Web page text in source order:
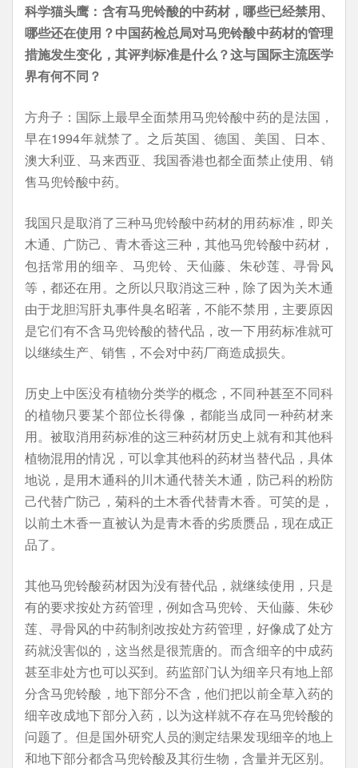
科学猫头鹰：含有马兜铃酸的中药材，哪些已经禁用、
哪些还在使用？中国药检总局对马兜铃酸中药材的管理
措施发生变化，其评判标准是什么？这与国际主流医学
界有何不同？
方舟子：国际上最早全面禁用马兜铃酸中药的是法国，
早在1994年就禁了。之后英国、德国、美国、日本、
澳大利亚、马来西亚、我国香港也都全面禁止使用、销
售马兜铃酸中药。
我国只是取消了三种马兜铃酸中药材的用药标准，即关
木通、广防己、青木香这三种，其他马兜铃酸中药材，
包括常用的细辛、马兜铃、天仙藤、朱砂莲、寻骨风
等，都还在用。之所以只取消这三种，除了因为关木通
由于龙胆泻肝丸事件臭名昭著，不能不禁用，主要原因
是它们有不含马兜铃酸的替代品，改一下用药标准就可
以继续生产、销售，不会对中药厂商造成损失。
历史上中医没有植物分类学的概念，不同种甚至不同科
的植物只要某个部位长得像，都能当成同一种药材来
用。被取消用药标准的这三种药材历史上就有和其他科
植物混用的情况，可以拿其他科的药材当替代品，具体
地说，是用木通科的川木通代替关木通，防己科的粉防
己代替广防己，菊科的土木香代替青木香。可笑的是，
以前土木香一直被认为是青木香的劣质赝品，现在成正
品了。
其他马兜铃酸药材因为没有替代品，就继续使用，只是
有的要求按处方药管理，例如含马兜铃、天仙藤、朱砂
莲、寻骨风的中药制剂改按处方药管理，好像成了处方
药就没害似的，这当然是很荒唐的。而含细辛的中成药
甚至非处方也可以买到。药监部门认为细辛只有地上部
分含马兜铃酸，地下部分不含，他们把以前全草入药的
细辛改成地下部分入药，以为这样就不存在马兜铃酸的
问题了。但是国外研究人员的测定结果发现细辛的地上
和地下部分都含马兜铃酸及其衍生物，含量并无区别。